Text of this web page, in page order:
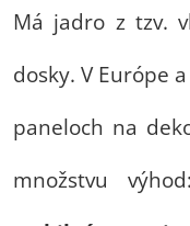
Má jadro z tzv.
dosky. V Európe
paneloch na
množstvu